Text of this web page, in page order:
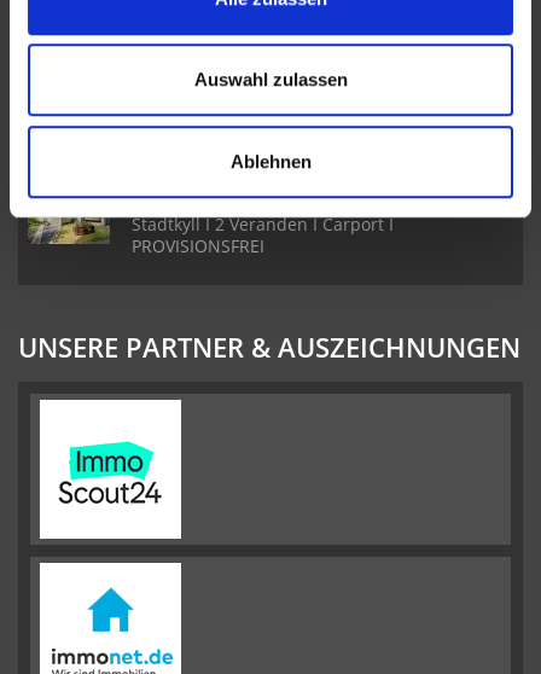
Auswahl zulassen
Ablehnen
Freistehendes Einfamilienhaus in Ehlenz I
I Sauna
Ferienhaus im Schwedenstil im Landal Park
Stadtkyll I 2 Veranden I Carport I
PROVISIONSFREI
UNSERE PARTNER & AUSZEICHNUNGEN